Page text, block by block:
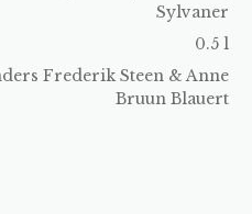
Sylvaner
0.5 l
Frederik Steen & Anne
Bruun Blauert